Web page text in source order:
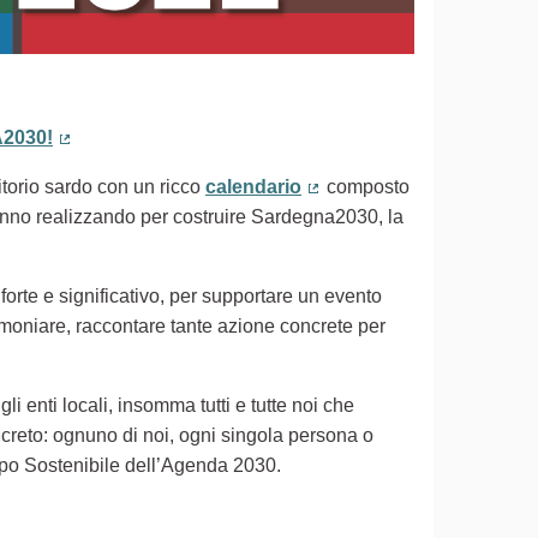
sardo con un ricco calendario
(Collegamento esterno)
composto
realizzando per costruire Sardegna2030, la
e significativo, per supportare un evento
raccontare tante azione concrete per
enti locali, insomma tutti e tutte noi che
ognuno di noi, ogni singola persona o
Sostenibile dell’Agenda 2030.